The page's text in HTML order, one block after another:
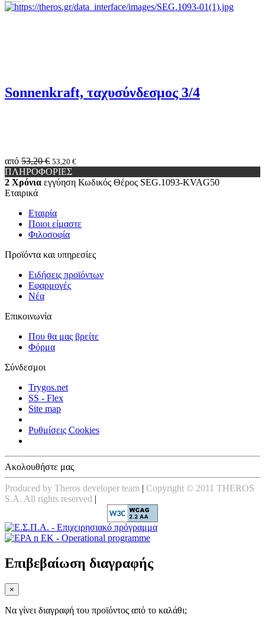
Sonnenkraft, ταχυσύνδεσμος 3/4
από 53,20 € 53,20 €
ΠΛΗΡΟΦΟΡΙΕΣ
2 Χρόνια εγγύηση Κωδικός Θέρος SEG.1093-KVAG50
Εταιρικά
Εταιρία
Ποιοι είμαστε
Φιλοσοφία
Προϊόντα και υπηρεσίες
Ειδήσεις προϊόντων
Εφαρμογές
Νέα
Επικοινωνία
Που θα μας βρείτε
Φόρμα
Σύνδεσμοι
Trygos.net
SS - Flex
Site map
Ρυθμίσεις Cookies
Ακολουθήστε μας
Produced by Theros developer team | Copyright © 2011 THEROS
S.A. All rights reserved |
Επιβεβαίωση διαγραφής
×
Να γίνει διαγραφή του προϊόντος από το καλάθι;